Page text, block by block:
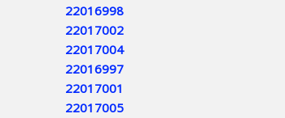
22016998
22017002
22017004
22016997
22017001
22017005